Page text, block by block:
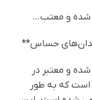
شده و معتب…
حساس**
و معتبر در
که به طور